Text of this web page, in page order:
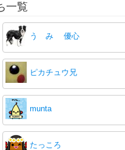
一覧
う み 優心
ピカチュウ兄
munta
たっころ